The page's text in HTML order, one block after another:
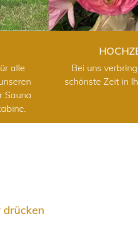
alle
Sauna
Bei uns
schönste Zeit in